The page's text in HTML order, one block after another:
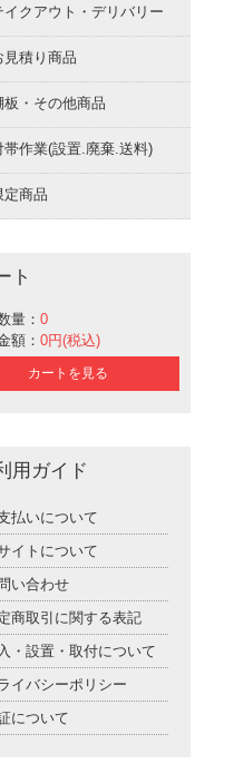
イクアウト・デリバリー
見積り商品
板・その他商品
帯作業(設置.廃棄.送料)
定商品
ト
量： 0
額： 0円(税込)
カートを見る
用ガイド
払いについて
イトについて
い合わせ
商取引に関する表記
・設置・取付について
イバシーポリシー
について